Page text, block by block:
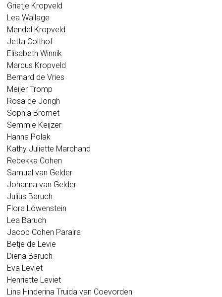
Grietje Kropveld
Lea Wallage
Mendel Kropveld
Jetta Colthof
Elisabeth Winnik
Marcus Kropveld
Bernard de Vries
Meijer Tromp
Rosa de Jongh
Sophia Bromet
Semmie Keijzer
Hanna Polak
Kathy Juliette Marchand
Rebekka Cohen
Samuel van Gelder
Johanna van Gelder
Julius Baruch
Flora Löwenstein
Lea Baruch
Jacob Cohen Paraira
Betje de Levie
Diena Baruch
Eva Leviet
Henriette Leviet
Lina Hinderina Truida van Coevorden